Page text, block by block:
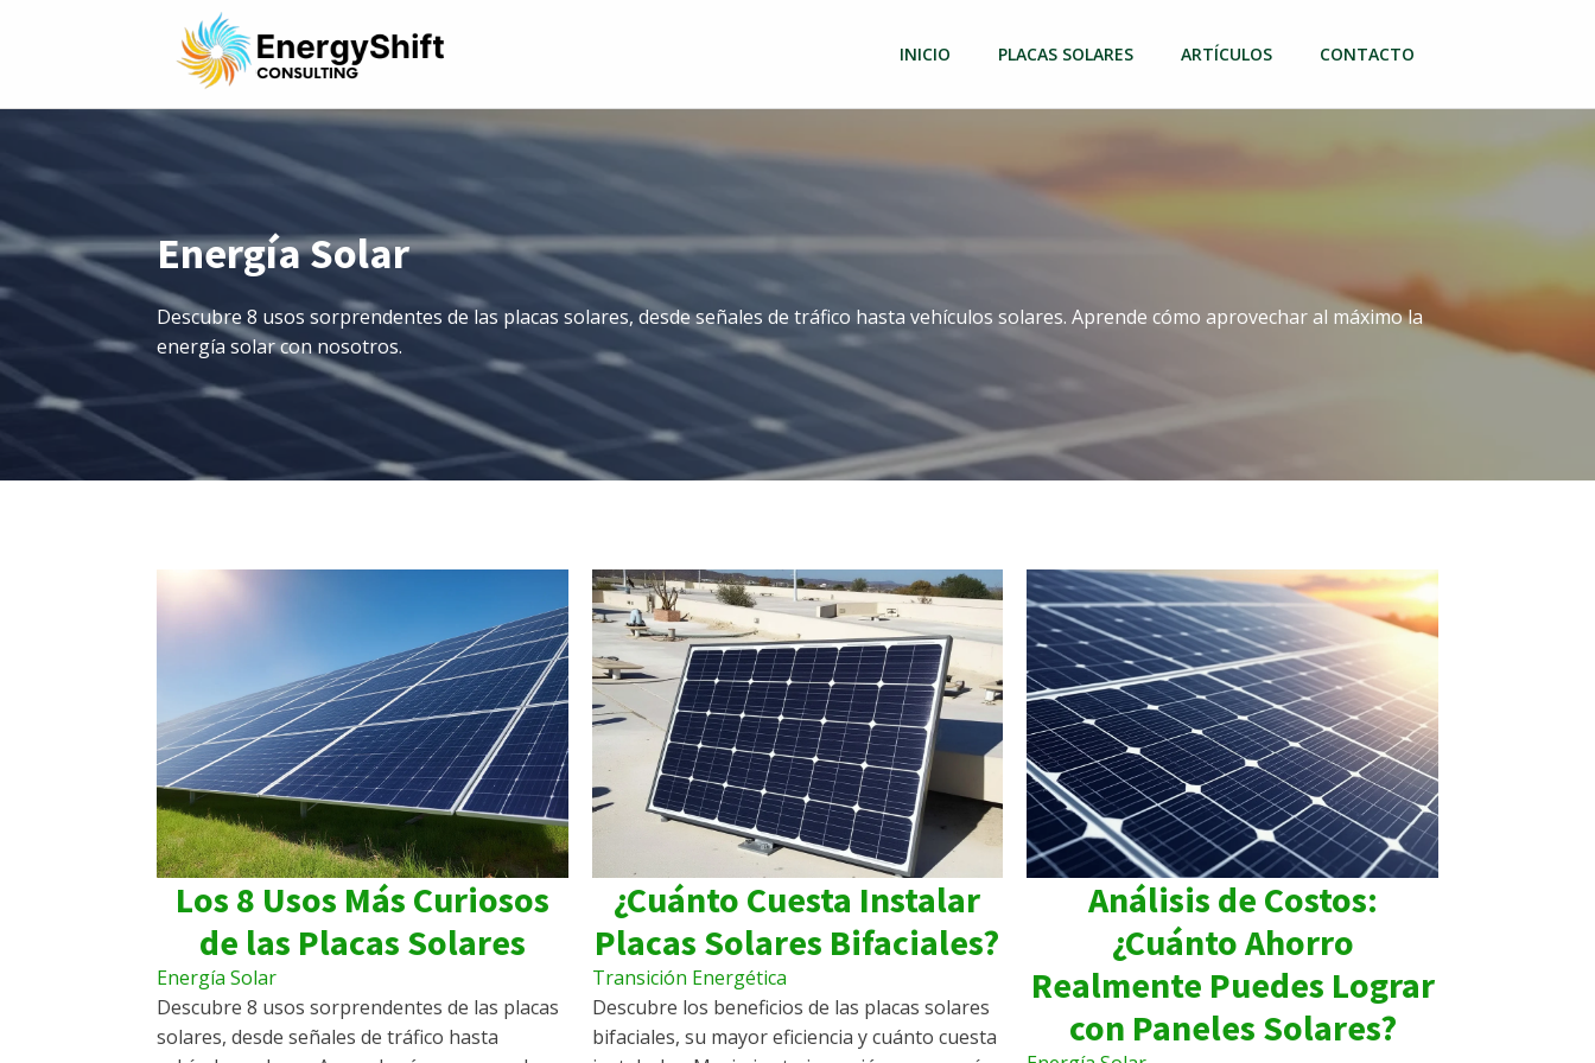
INICIO PLACAS SOLARES ARTÍCULOS CONTACTO
Energía Solar
Descubre 8 usos sorprendentes de las placas solares, desde señales de tráfico hasta vehículos solares. Aprende cómo aprovechar al máximo la
energía solar con nosotros.
Los 8 Usos Más Curiosos
de las Placas Solares
Energía Solar
Descubre 8 usos sorprendentes de las placas
solares, desde señales de tráfico hasta
¿Cuánto Cuesta Instalar
Placas Solares Bifaciales?
Transición Energética
Descubre los beneficios de las placas solares
bifaciales, su mayor eficiencia y cuánto cuesta
Análisis de Costos:
¿Cuánto Ahorro
Realmente Puedes Lograr
con Paneles Solares?